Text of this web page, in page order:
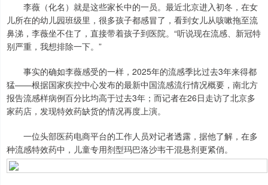
李薇（化名）就是这些家长中的一员。最近北京进入初冬，在女
儿所在的幼儿园班级里，很多孩子都感冒了，看到女儿从咳嗽拖至流
鼻涕，李薇坐不住了，直接带着孩子到医院。“听说现在流感、新冠特
别严重，我想排除一下。”
事实的确如李薇感受的一样，2025年的流感季比过去3年来得都
猛——根据国家疾控中心发布的最新中国流感流行情况概要，南北方
报告流感样病例百分比均高于过去3年；而记者在26日走访了北京多
家药店，发现特效药缺货的情况再度上演。
一位头部医药电商平台的工作人员对记者透露，据他了解，在多
种流感特效药中，儿童专用剂型玛巴洛沙韦干混悬剂更紧俏。